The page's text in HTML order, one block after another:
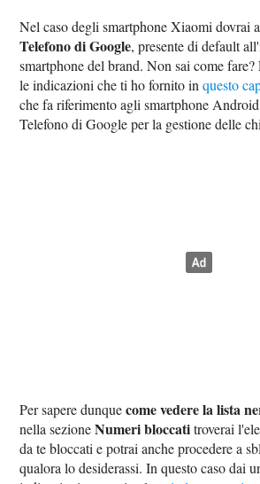
Nel caso degli smartphone Xiaomi dovrai
Telefono di Google, presente di default
smartphone del brand. Non sai come
le indicazioni che ti ho fornito inquesto
che fa riferimento agli smartphone
Telefono di Google per la gestione delle
Per sapere dunquecome vedere la lista
nella sezioneNumeri bloccatitroverai
da te bloccati e potrai anche procedere a
qualora lo desiderassi. In questo caso dai